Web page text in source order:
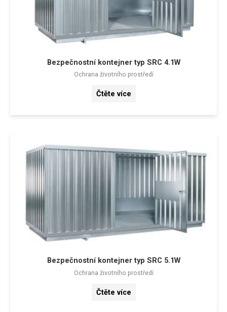
Bezpečnostní kontejner typ SRC 4.1W
Ochrana životního prostředí
Čtěte více
Bezpečnostní kontejner typ SRC 5.1W
Ochrana životního prostředí
Čtěte více